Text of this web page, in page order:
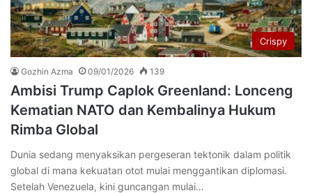
Crispy
Gozhin Azma 09/01/2026 139
Ambisi Trump Caplok Greenland: Lonceng
Kematian NATO dan Kembalinya Hukum
Rimba Global
Dunia sedang menyaksikan pergeseran tektonik dalam politik
global di mana kekuatan otot mulai menggantikan diplomasi.
Setelah Venezuela, kini guncangan mulai…